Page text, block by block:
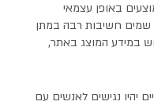
באופן עצמאי
שמים חשיבות רבה במתן
במידע המוצג באתר,
יהיו נגישים לאנשים עם